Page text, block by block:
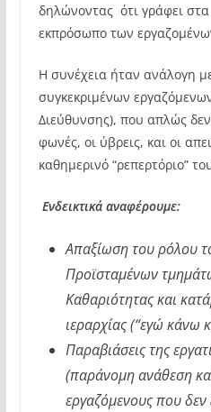
δηλώνοντας ότι γράφει
εκπρόσωπο των
Η συνέχεια ήταν ανάλογη
συγκεκριμένων
Διεύθυνσης), που απλώς δεν
φωνές, οι ύβρεις, και οι
καθημερινό “ρεπερτόριο”
Ενδεικτικά αναφέρουμε:
Απαξίωση του ρόλου
Προϊσταμένων
Καθαριότητας και
ιεραρχίας (“εγώ κάνω
Παραβιάσεις της
(παράνομη ανάθεση
εργαζόμενους που